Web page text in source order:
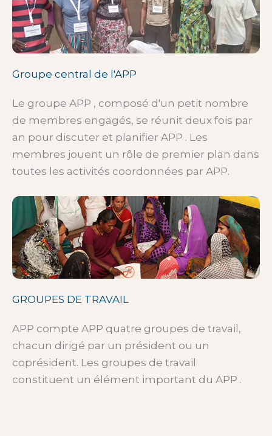
Groupe central de l'APP
Le groupe APP , composé d'un petit nombre
de membres engagés, se réunit deux fois par
an pour discuter et planifier APP . Les
membres jouent un rôle de premier plan dans
toutes les activités coordonnées par APP.
GROUPES DE TRAVAIL
APP compte APP quatre groupes de travail,
chacun dirigé par un président ou un
coprésident. Les groupes de travail
constituent un élément important du APP .